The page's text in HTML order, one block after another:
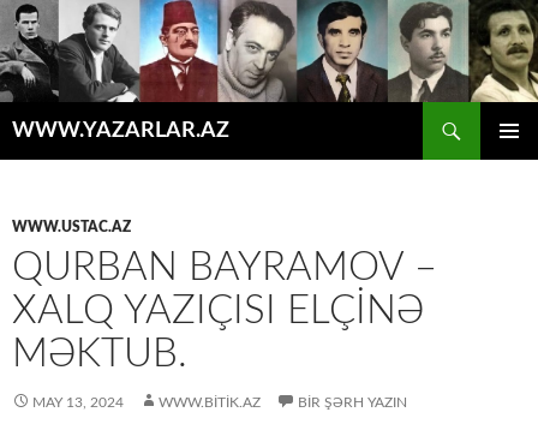
WWW.YAZARLAR.AZ
WWW.USTAC.AZ
QURBAN BAYRAMOV –
XALQ YAZIÇISI ELÇINƏ
MƏKTUB.
MAY 13, 2024 WWW.BITIK.AZ BIR ŞƏRH YAZIN